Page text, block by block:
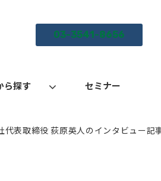
03-3541-8656
ら探す セミナー
表取締役 荻原英人のインタビュー記